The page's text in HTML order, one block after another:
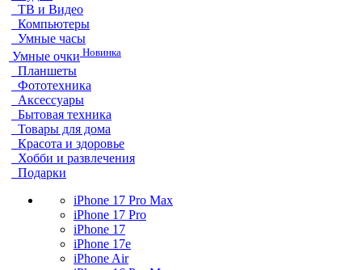
ТВ и Видео
Компьютеры
Умные часы
Умные очки Новинка
Планшеты
Фототехника
Аксессуары
Бытовая техника
Товары для дома
Красота и здоровье
Хобби и развлечения
Подарки
iPhone 17 Pro Max
iPhone 17 Pro
iPhone 17
iPhone 17e
iPhone Air